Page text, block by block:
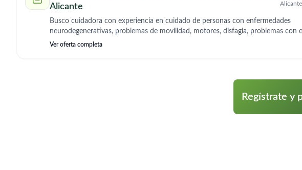
Alicante
Alicante
Busco cuidadora con experiencia en cuidado de personas con enfermedades
neurodegenerativas, problemas de movilidad, motores, disfagia, problemas con
para cuidado y apoyo en el hogar durante las mañanas. Buscamos personas
Ver oferta completa
Regístrate y